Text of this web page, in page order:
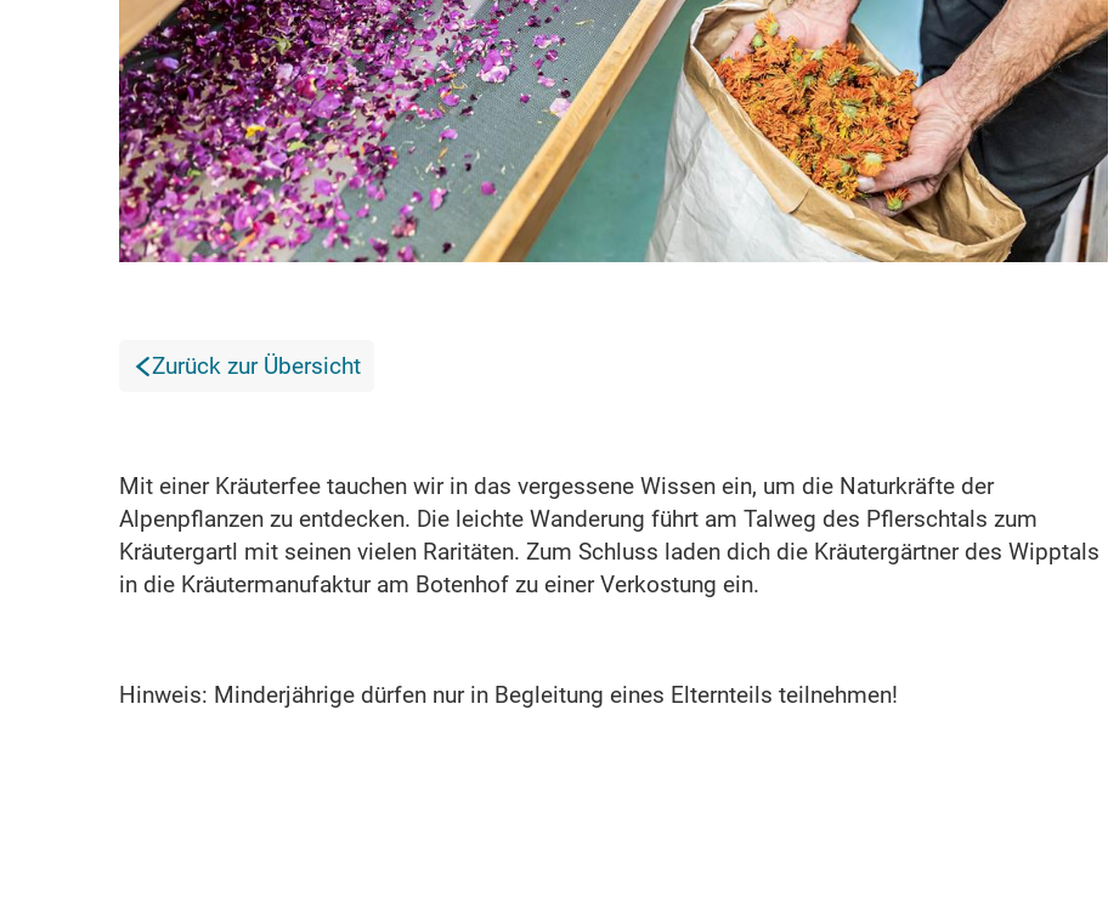
Zurück zur Übersicht
Mit einer Kräuterfee tauchen wir in das vergessene Wissen ein, um die Naturkräfte der
Alpenpflanzen zu entdecken. Die leichte Wanderung führt am Talweg des Pflerschtals zum
Kräutergartl mit seinen vielen Raritäten. Zum Schluss laden dich die Kräutergärtner des Wipptals
in die Kräutermanufaktur am Botenhof zu einer Verkostung ein.
Hinweis: Minderjährige dürfen nur in Begleitung eines Elternteils teilnehmen!